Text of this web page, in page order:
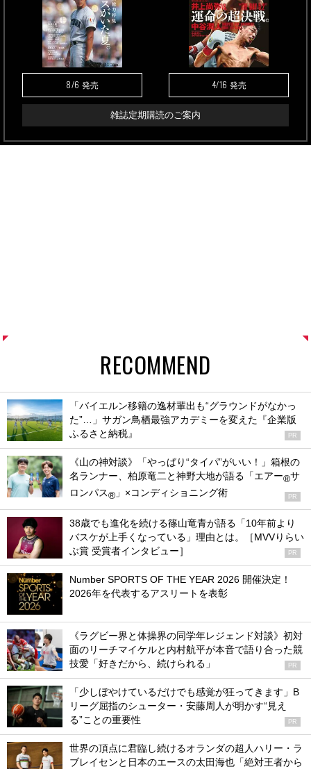
8/6 発売 4/16 発売
雑誌定期購読のご案内
RECOMMEND
「バイエルン移籍の逸材輩出も“グラウンドがなかっ
た”…」サガン鳥栖最強アカデミーを変えた『企業版
ふるさと納税』
PR
《山の神対談》「やっぱり“タイパ”がいい！」箱根の
名ランナー、柏原竜二と神野大地が語る「エアー®サ
ロンパス® 」×コンディショニング術 PR
38歳でも進化を続ける篠山竜青が語る「10年前より
バスケが上手くなっている」理由とは。［MVVりらい
ぶ賞 受賞者インタビュー］
PR
Number SPORTS OF THE YEAR 2026 開催決定！
2026年を代表するアスリートを表彰
《ラグビー界と体操界の同学年レジェンド対談》初対
面のリーチマイケルと内村航平が本音で語り合った競
技愛「好きだから、続けられる」
PR
「少しぼやけているだけでも感覚が狂ってきます」B
リーグ屈指のシューター・安藤周人が明かす“見え
る”ことの重要性
PR
世界の頂点に君臨し続けるオランダの超人ハリー・ラ
ブレイセンと日本のエースの太田海也「絶対王者から